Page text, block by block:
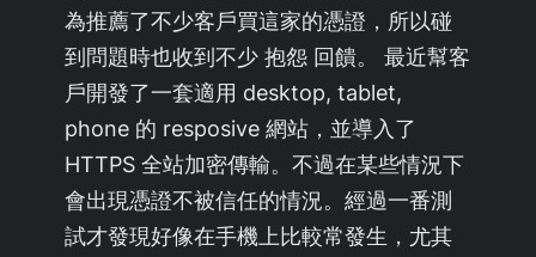
為推薦了不少客戶買這家的憑證，所以碰
到問題時也收到不少 抱怨 回饋。 最近幫客
戶開發了一套適用 desktop, tablet,
phone 的 resposive 網站，並導入了
HTTPS 全站加密傳輸。不過在某些情況下
會出現憑證不被信任的情況。經過一番測
試才發現好像在手機上比較常發生，尤其